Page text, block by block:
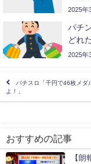
2025年
パチ
どれ
2025年
パチスロ「千円で46枚メダ
よ！」
おすすめの記事
【